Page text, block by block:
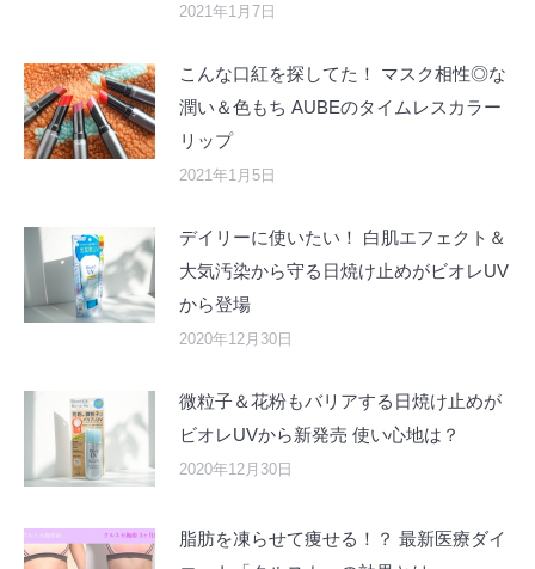
2021年1月7日
こんな口紅を探してた！ マスク相性◎な
潤い＆色もち AUBEのタイムレスカラー
リップ
2021年1月5日
デイリーに使いたい！ 白肌エフェクト＆
大気汚染から守る日焼け止めがビオレUV
から登場
2020年12月30日
微粒子＆花粉もバリアする日焼け止めが
ビオレUVから新発売 使い心地は？
2020年12月30日
脂肪を凍らせて痩せる！？ 最新医療ダイ